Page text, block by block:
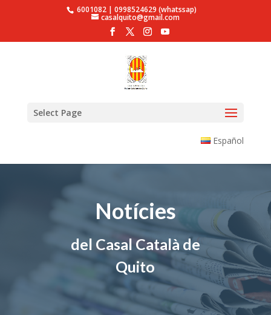
6001082 | 0998524629 (whatssap)
casalquito@gmail.com
Select Page
Español
Notícies
del Casal Català de
Quito